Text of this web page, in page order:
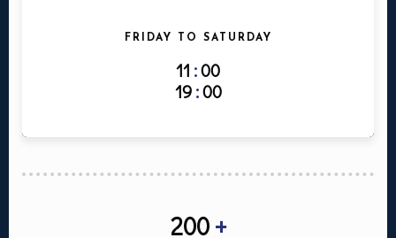
FRIDAY TO SATURDAY
11 :00
19:00
200 +